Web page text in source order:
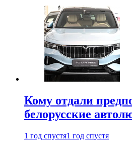
Кому отдали
белорусские
1 год спустя1 год спустя